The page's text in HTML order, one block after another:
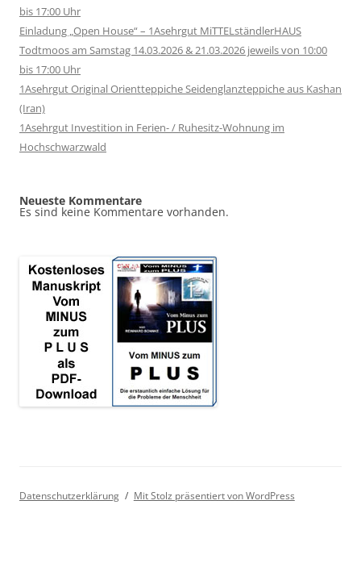
bis 17:00 Uhr
Einladung „Open House“ – 1Asehrgut MiTTELständlerHAUS
Todtmoos am Samstag 14.03.2026 & 21.03.2026 jeweils von 10:00
bis 17:00 Uhr
1Asehrgut Original Orientteppiche Seidenglanzteppiche aus Kashan
(Iran)
1Asehrgut Investition in Ferien- / Ruhesitz-Wohnung im
Hochschwarzwald
Neueste Kommentare
Es sind keine Kommentare vorhanden.
Datenschutzerklärung Mit Stolz präsentiert von WordPress